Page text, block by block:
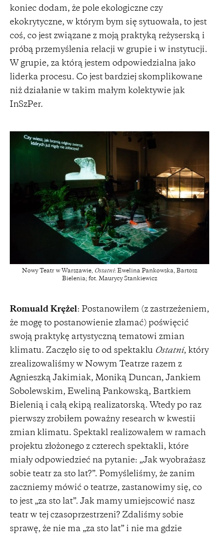
koniec dodam, że pole ekologiczne czy
ekokrytyczne, w którym bym się sytuowała, to jest
coś, co jest związane z moją praktyką reżyserską i
próbą przemyślenia relacji w grupie i w instytucji.
W grupie, za którą jestem odpowiedzialna jako
liderka procesu. Co jest bardziej skomplikowane
niż działanie w takim małym kolektywie jak
InSzPer.
Nowy Teatr w Warszawie, Ostatni: Ewelina Pankowska, Bartosz
Bielenia; fot. Maurycy Stankiewicz
Romuald Krężel: Postanowiłem (z zastrzeżeniem,
że mogę to postanowienie złamać) poświęcić
swoją praktykę artystyczną tematowi zmian
klimatu. Zaczęło się to od spektaklu Ostatni, który
zrealizowaliśmy w Nowym Teatrze razem z
Agnieszką Jakimiak, Moniką Duncan, Jankiem
Sobolewskim, Eweliną Pankowską, Bartkiem
Bielenią i całą ekipą realizatorską. Wtedy po raz
pierwszy zrobiłem poważny research w kwestii
zmian klimatu. Spektakl realizowałem w ramach
projektu złożonego z czterech spektakli, które
miały odpowiedzieć na pytanie: „Jak wyobrażasz
sobie teatr za sto lat?”. Pomyśleliśmy, że zanim
zaczniemy mówić o teatrze, zastanowimy się, co
to jest „za sto lat”. Jak mamy umiejscowić nasz
teatr w tej czasoprzestrzeni? Zdaliśmy sobie
sprawę, że nie ma „za sto lat” i nie ma gdzie